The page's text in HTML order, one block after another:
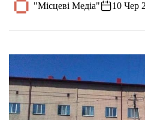
"Місцеві Медіа" 10 Чер